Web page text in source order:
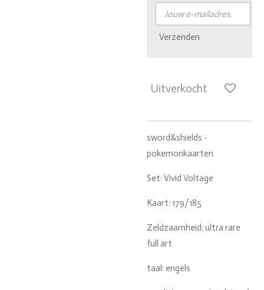
Verzenden
Uitverkocht
sword&shields -
pokemonkaarten
Set: Vivid Voltage
Kaart: 179/185
Zeldzaamheid: ultra rare
full art
taal: engels